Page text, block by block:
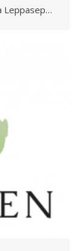
Leppasep…